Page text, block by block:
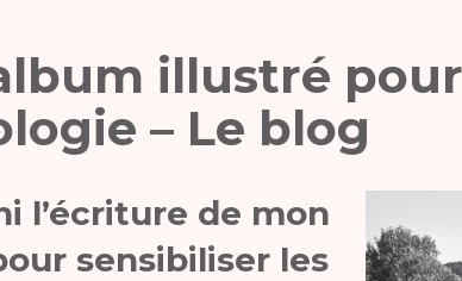
illustré
– Le blog
l’écriture de mon
sensibiliser les